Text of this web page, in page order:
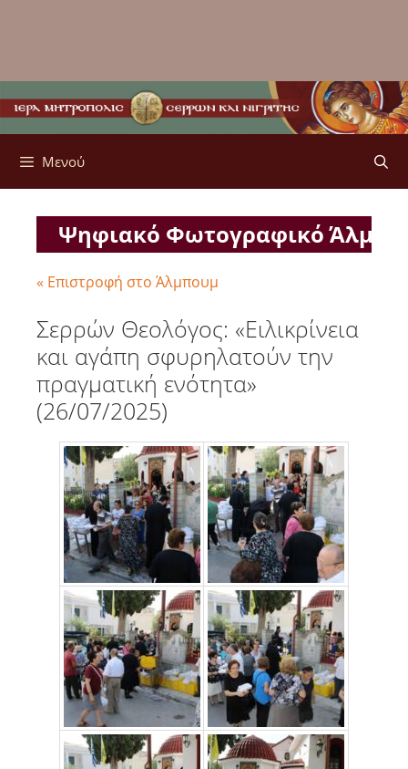
Μενού
Ψηφιακό Φωτογραφικό
« Επιστροφή στο Άλμπουμ
Σερρών Θεολόγος: «Ειλικρίνεια
και αγάπη σφυρηλατούν την
πραγματική ενότητα»
(26/07/2025)